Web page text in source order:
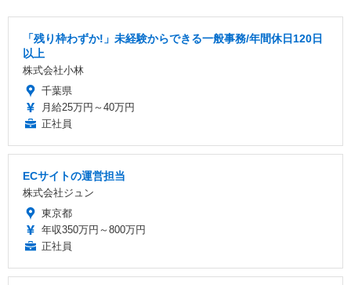
「残り枠わずか!」未経験からできる一般事務/年間休日120日
以上
株式会社小林
千葉県
月給25万円～40万円
正社員
ECサイトの運営担当
株式会社ジュン
東京都
年収350万円～800万円
正社員